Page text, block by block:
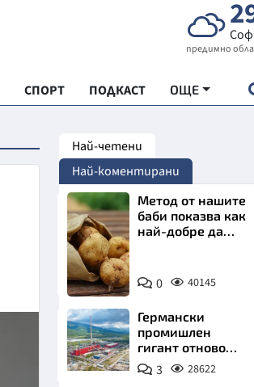
предимно
СПОРТ ПОДКАСТ ОЩЕ
"ЧУДЕСАТА НА БЪЛГАРИЯ"
ХРАНА
ИКОНОМИКА
Най-четени
Най-коментирани
Снимка:
Пиксабей
Метод от нашите
баби показва как
най-добре да
0 40145
Германски
промишлен
гигант отново
позлатява наш
град
3 28622